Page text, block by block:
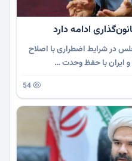
ادامه دارد
در شرایط اضطراری با اصلاح
و ایران با حفظ وحدت …